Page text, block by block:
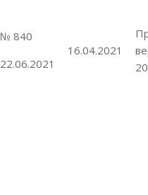
№ 840
22.06.2021
16.04.2021